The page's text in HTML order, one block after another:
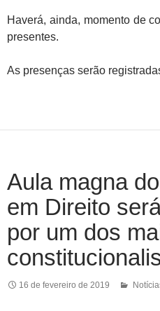
Haverá, ainda, momento de
presentes.
As presenças serão
Aula magna
em Direito
por um dos
16 de fevereiro de 2019